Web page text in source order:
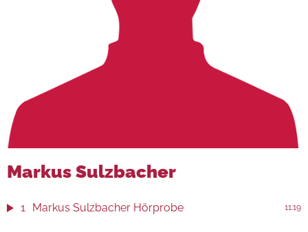
Markus Sulzbacher
1 Markus Sulzbacher Hörprobe 11:19